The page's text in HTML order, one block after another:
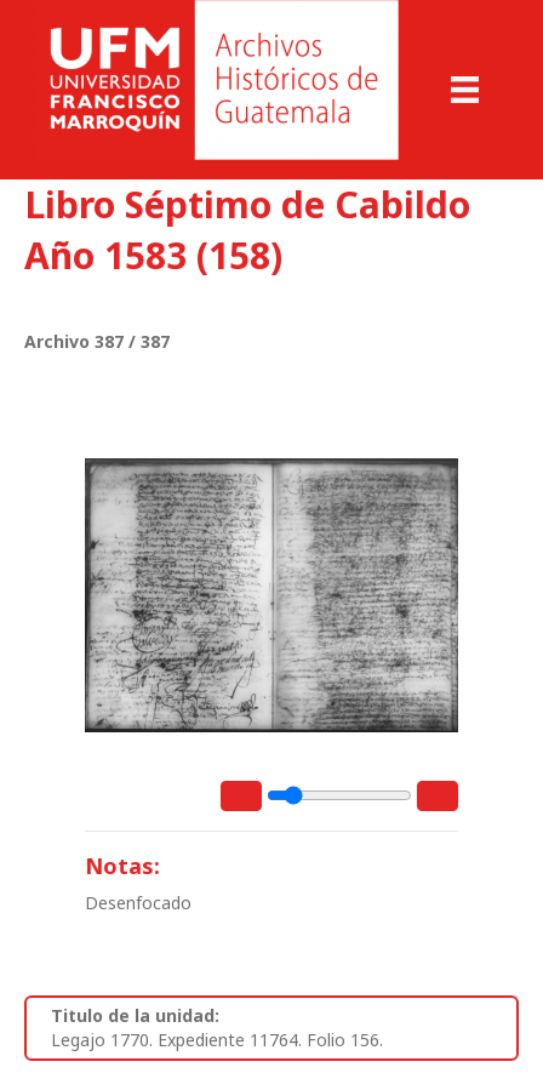
Libro Séptimo de Cabildo
Año 1583 (158)
Archivo 387 / 387
Notas:
Desenfocado
Titulo de la unidad:
Legajo 1770. Expediente 11764. Folio 156.